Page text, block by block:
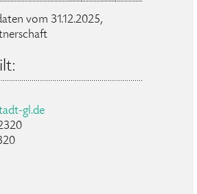
vom 31.12.2025,
gl.de